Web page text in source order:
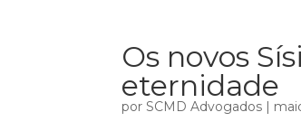
Os novos
eternidade
porSCMD Advogados |